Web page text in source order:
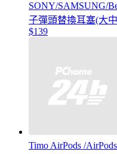
SONY/SAMSUNG/
子彈頭替換耳塞(大
$139
Timo AirPods /